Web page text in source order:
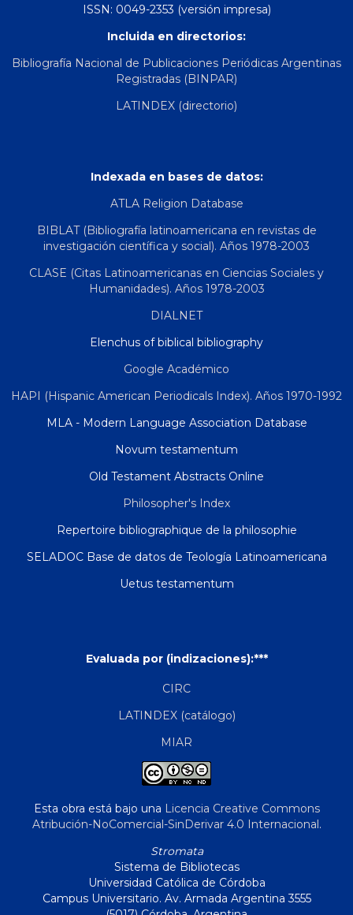
ISSN: 0049-2353 (versión impresa)
Incluida en directorios:
Bibliografía Nacional de Publicaciones Periódicas Argentinas
Registradas (BINPAR)
LATINDEX (directorio)
Indexada en bases de datos:
ATLA Religion Database
BIBLAT (Bibliografía latinoamericana en revistas de
investigación científica y social). Años 1978-2003
CLASE (Citas Latinoamericanas en Ciencias Sociales y
Humanidades). Años 1978-2003
DIALNET
Elenchus of biblical bibliography
Google Académico
HAPI (Hispanic American Periodicals Index). Años 1970-1992
MLA - Modern Language Association Database
Novum testamentum
Old Testament Abstracts Online
Philosopher's Index
Repertoire bibliographique de la philosophie
SELADOC Base de datos de Teología Latinoamericana
Uetus testamentum
Evaluada por (indizaciones):***
CIRC
LATINDEX (catálogo)
MIAR
Esta obra está bajo una Licencia Creative Commons
Atribución-NoComercial-SinDerivar 4.0 Internacional.
Stromata
Sistema de Bibliotecas
Universidad Católica de Córdoba
Campus Universitario. Av. Armada Argentina 3555